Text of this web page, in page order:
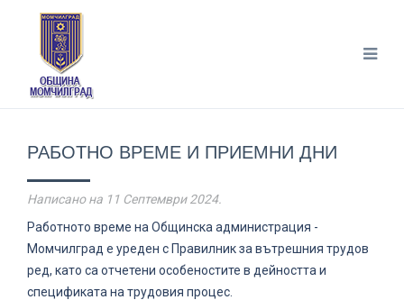
РАБОТНО ВРЕМЕ И ПРИЕМНИ ДНИ
Написано на 11 Септември 2024.
Работното време на Общинска администрация -
Момчилград е уреден с Правилник за вътрешния трудов
ред, като са отчетени особеностите в дейността и
спецификата на трудовия процес.